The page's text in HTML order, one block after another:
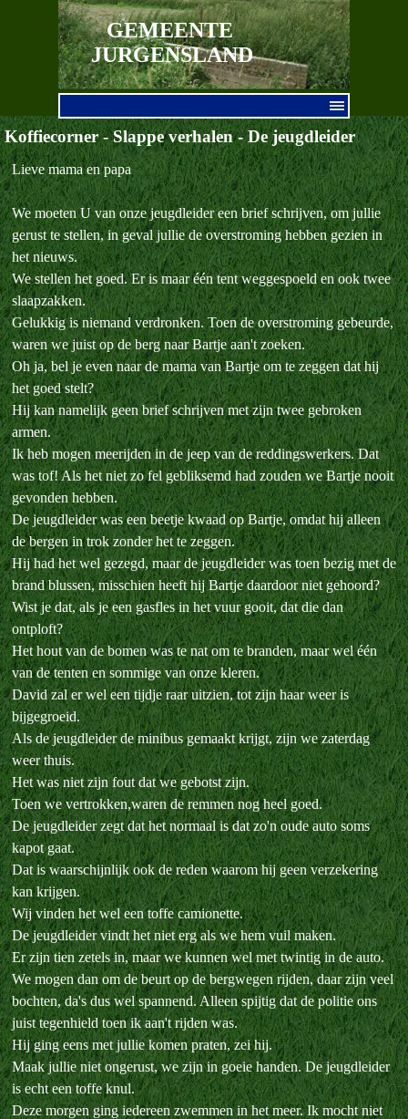
Ga naar de inhoud
GEMEENTE
JURGENSLAND
Koffiecorner - Slappe verhalen - De jeugdleider
Lieve mama en papa
We moeten U van onze jeugdleider een brief schrijven, om jullie
gerust te stellen, in geval jullie de overstroming hebben gezien in
het nieuws.
We stellen het goed. Er is maar één tent weggespoeld en ook twee
slaapzakken.
Gelukkig is niemand verdronken. Toen de overstroming gebeurde,
waren we juist op de berg naar Bartje aan't zoeken.
Oh ja, bel je even naar de mama van Bartje om te zeggen dat hij
het goed stelt?
Hij kan namelijk geen brief schrijven met zijn twee gebroken
armen.
Ik heb mogen meerijden in de jeep van de reddingswerkers. Dat
was tof! Als het niet zo fel gebliksemd had zouden we Bartje nooit
gevonden hebben.
De jeugdleider was een beetje kwaad op Bartje, omdat hij alleen
de bergen in trok zonder het te zeggen.
Hij had het wel gezegd, maar de jeugdleider was toen bezig met de
brand blussen, misschien heeft hij Bartje daardoor niet gehoord?
Wist je dat, als je een gasfles in het vuur gooit, dat die dan
ontploft?
Het hout van de bomen was te nat om te branden, maar wel één
van de tenten en sommige van onze kleren.
David zal er wel een tijdje raar uitzien, tot zijn haar weer is
bijgegroeid.
Als de jeugdleider de minibus gemaakt krijgt, zijn we zaterdag
weer thuis.
Het was niet zijn fout dat we gebotst zijn.
Toen we vertrokken,waren de remmen nog heel goed.
De jeugdleider zegt dat het normaal is dat zo'n oude auto soms
kapot gaat.
Dat is waarschijnlijk ook de reden waarom hij geen verzekering
kan krijgen.
Wij vinden het wel een toffe camionette.
De jeugdleider vindt het niet erg als we hem vuil maken.
Er zijn tien zetels in, maar we kunnen wel met twintig in de auto.
We mogen dan om de beurt op de bergwegen rijden, daar zijn veel
bochten, da's dus wel spannend. Alleen spijtig dat de politie ons
juist tegenhield toen ik aan't rijden was.
Hij ging eens met jullie komen praten, zei hij.
Maak jullie niet ongerust, we zijn in goeie handen. De jeugdleider
is echt een toffe knul.
Deze morgen ging iedereen zwemmen in het meer. Ik mocht niet